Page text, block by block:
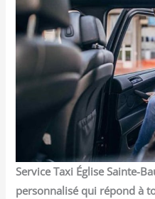
Service Taxi Église Sainte-
personnalisé qui répond à